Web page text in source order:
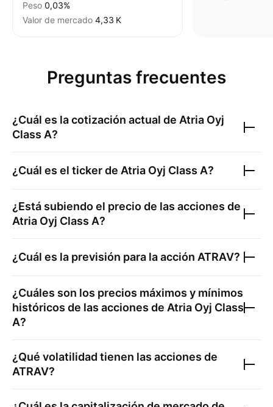
Peso 0,03%
Valor de mercado ‪4,33 K‬
Preguntas frecuentes
¿Cuál es la cotización actual de Atria Oyj
Class A?
¿Cuál es el ticker de Atria Oyj Class A?
¿Está subiendo el precio de las acciones de
Atria Oyj Class A?
¿Cuál es la previsión para la acción ATRAV?
¿Cuáles son los precios máximos y mínimos
históricos de las acciones de Atria Oyj Class
A?
¿Qué volatilidad tienen las acciones de
ATRAV?